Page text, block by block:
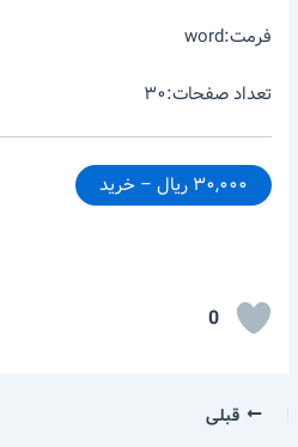
فرمت:word
تعداد صفحات:۳۰
۳۰,۰۰۰ ریال – خرید
0
قبلی